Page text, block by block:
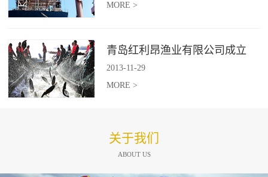
MORE >
青岛红利昂渔业有限公司成立
2013-11-29
MORE >
关于我们
ABOUT US